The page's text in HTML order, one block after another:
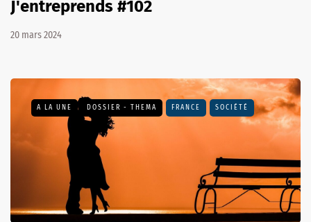
J'entreprends #102
20 mars 2024
A LA UNE DOSSIER - THEMA FRANCE SOCIÉTÉ